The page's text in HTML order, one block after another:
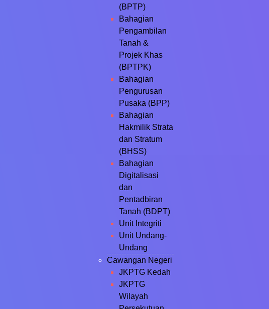
(BPTP)
Bahagian
Pengambilan
Tanah &
Projek Khas
(BPTPK)
Bahagian
Pengurusan
Pusaka (BPP)
Bahagian
Hakmilik Strata
dan Stratum
(BHSS)
Bahagian
Digitalisasi
dan
Pentadbiran
Tanah (BDPT)
Unit Integriti
Unit Undang-
Undang
Cawangan Negeri
JKPTG Kedah
JKPTG
Wilayah